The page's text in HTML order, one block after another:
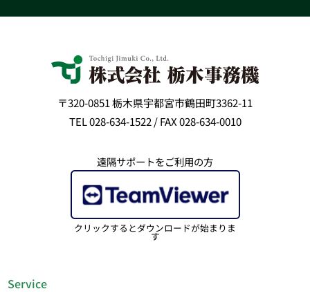
〒320-0851 栃木県宇都宮市鶴田町3362-11
TEL 028-634-1522 / FAX 028-634-0010
遠隔サポートをご利用の方
クリックするとダウンロードが始まりま
す
Service